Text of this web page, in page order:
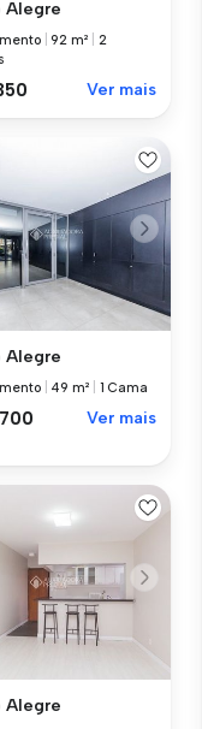
Alegre
|92 m²
2
Ver mais
Alegre
49 m² 1 Cama
Ver mais
Alegre